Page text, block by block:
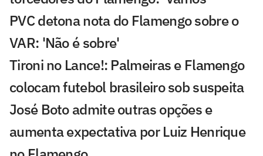
PVC detona nota do Flamengo sobre o
VAR: 'Não é sobre'
Tironi no Lance!: Palmeiras e Flamengo
colocam futebol brasileiro sob suspeita
José Boto admite outras opções e
aumenta expectativa por Luiz Henrique